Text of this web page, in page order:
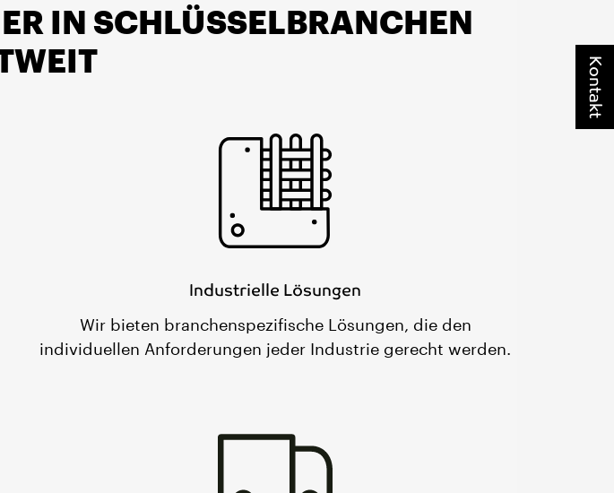
IN SCHLÜSSELBRANCHEN
Industrielle Lösungen
Wir bieten branchenspezifische Lösungen, die den
individuellen Anforderungen jeder Industrie gerecht werden.
Kontakt